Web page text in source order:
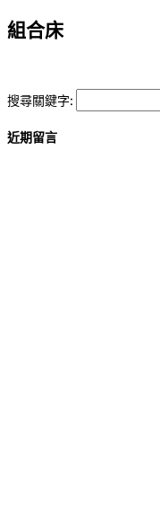
組合床
搜尋關鍵字:
近期留言